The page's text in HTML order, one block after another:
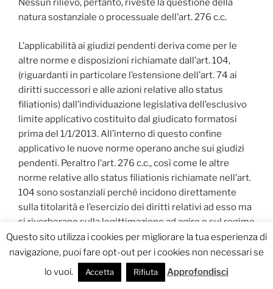
Nessun rilievo, pertanto, riveste la questione della
natura sostanziale o processuale dell’art. 276 c.c.
L’applicabilità ai giudizi pendenti deriva come per le
altre norme e disposizioni richiamate dall’art. 104,
(riguardanti in particolare l’estensione dell’art. 74 ai
diritti successori e alle azioni relative allo status
filiationis) dall’individuazione legislativa dell’esclusivo
limite applicativo costituito dal giudicato formatosi
prima del 1/1/2013. All’interno di questo confine
applicativo le nuove norme operano anche sui giudizi
pendenti. Peraltro l’art. 276 c.c., così come le altre
norme relative allo status filiationis richiamate nell’art.
104 sono sostanziali perché incidono direttamente
sulla titolarità e l’esercizio dei diritti relativi ad esso ma
si riverberano sulla legittimazione ad agire e sul regime
temporale di esercizio delle azioni, così rivestendo una
funzione di natura processuale. Peraltro l’esclusione
dell’immediata applicabilità è stata prevista, come già
osservato, solo per una specifica norma di natura
Questo sito utilizza i cookies per migliorare la tua esperienza di
navigazione, puoi fare opt-out per i cookies non necessari se
lo vuoi.
Accetta Rifiuta Approfondisci